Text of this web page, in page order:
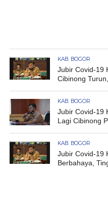
KAB. BOGOR
Jubir Covid-19
Cibinong
KAB. BOGOR
Jubir Covid-19
Lagi Cibinong
KAB. BOGOR
Jubir Covid-19
Berbahaya,